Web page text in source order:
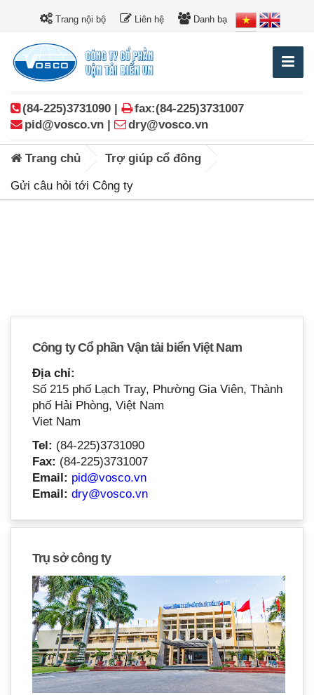
Trang nội bộ Liên hệ Danh bạ
(84-225)3731090 |
fax:(84-225)3731007
pid@vosco.vn |
dry@vosco.vn
Trang chủ Trợ giúp cổ đông
Gửi câu hỏi tới Công ty
Công ty Cổ phần Vận tải biển Việt Nam
Địa chỉ:
Số 215 phố Lạch Tray, Phường Gia Viên, Thành
phố Hải Phòng, Việt Nam
Viet Nam
Tel: (84-225)3731090
Fax: (84-225)3731007
Email: pid@vosco.vn
Email: dry@vosco.vn
Trụ sở công ty